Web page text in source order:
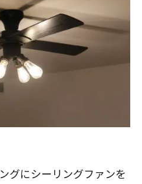
グにシーリングファンを